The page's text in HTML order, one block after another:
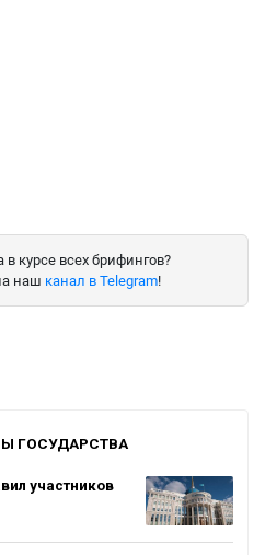
в курсе всех брифингов?
наш канал в Telegram!
ГОСУДАРСТВА
участников